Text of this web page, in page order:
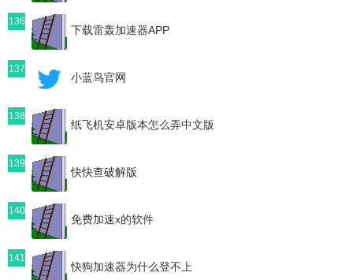
136
下载雷轰加速器APP
137
小蓝鸟官网
138
纸飞机安卓版本怎么弄中文版
139
快快查破解版
140
免费加速x的软件
141
快狗加速器为什么登不上